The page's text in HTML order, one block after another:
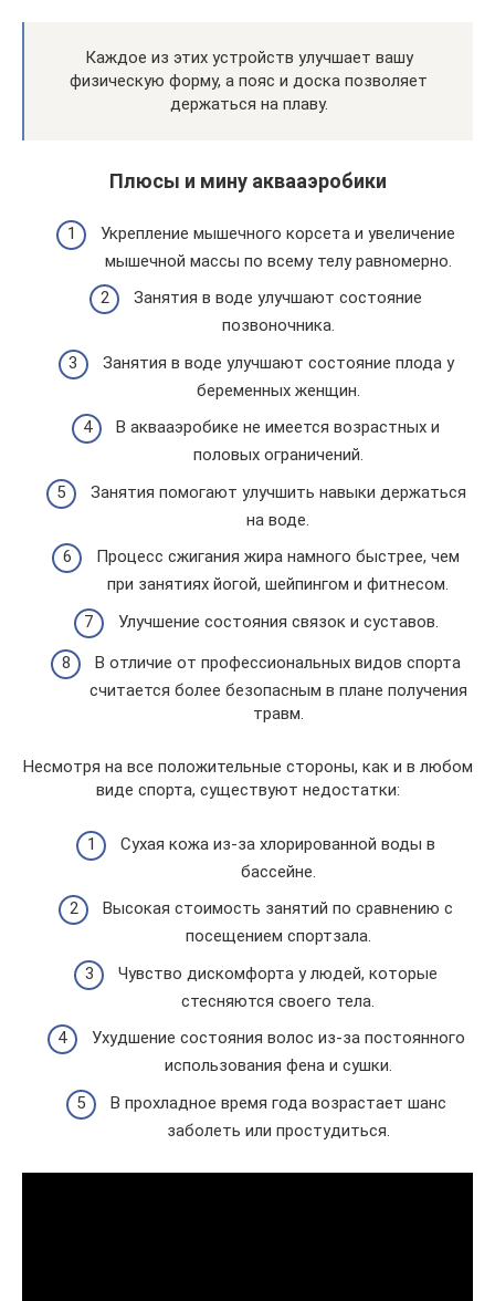
Каждое из этих устройств улучшает вашу
физическую форму, а пояс и доска позволяет
держаться на плаву.
Плюсы и мину аквааэробики
Укрепление мышечного корсета и увеличение
мышечной массы по всему телу равномерно.
Занятия в воде улучшают состояние
позвоночника.
Занятия в воде улучшают состояние плода у
беременных женщин.
В аквааэробике не имеется возрастных и
половых ограничений.
Занятия помогают улучшить навыки держаться
на воде.
Процесс сжигания жира намного быстрее, чем
при занятиях йогой, шейпингом и фитнесом.
Улучшение состояния связок и суставов.
В отличие от профессиональных видов спорта
считается более безопасным в плане получения
травм.
Несмотря на все положительные стороны, как и в любом
виде спорта, существуют недостатки:
Сухая кожа из-за хлорированной воды в
бассейне.
Высокая стоимость занятий по сравнению с
посещением спортзала.
Чувство дискомфорта у людей, которые
стесняются своего тела.
Ухудшение состояния волос из-за постоянного
использования фена и сушки.
В прохладное время года возрастает шанс
заболеть или простудиться.